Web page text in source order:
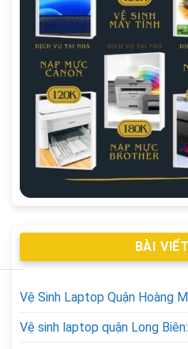
BÀI
Vệ Sinh Laptop Quận Hoàng
Vệ sinh laptop quận Long